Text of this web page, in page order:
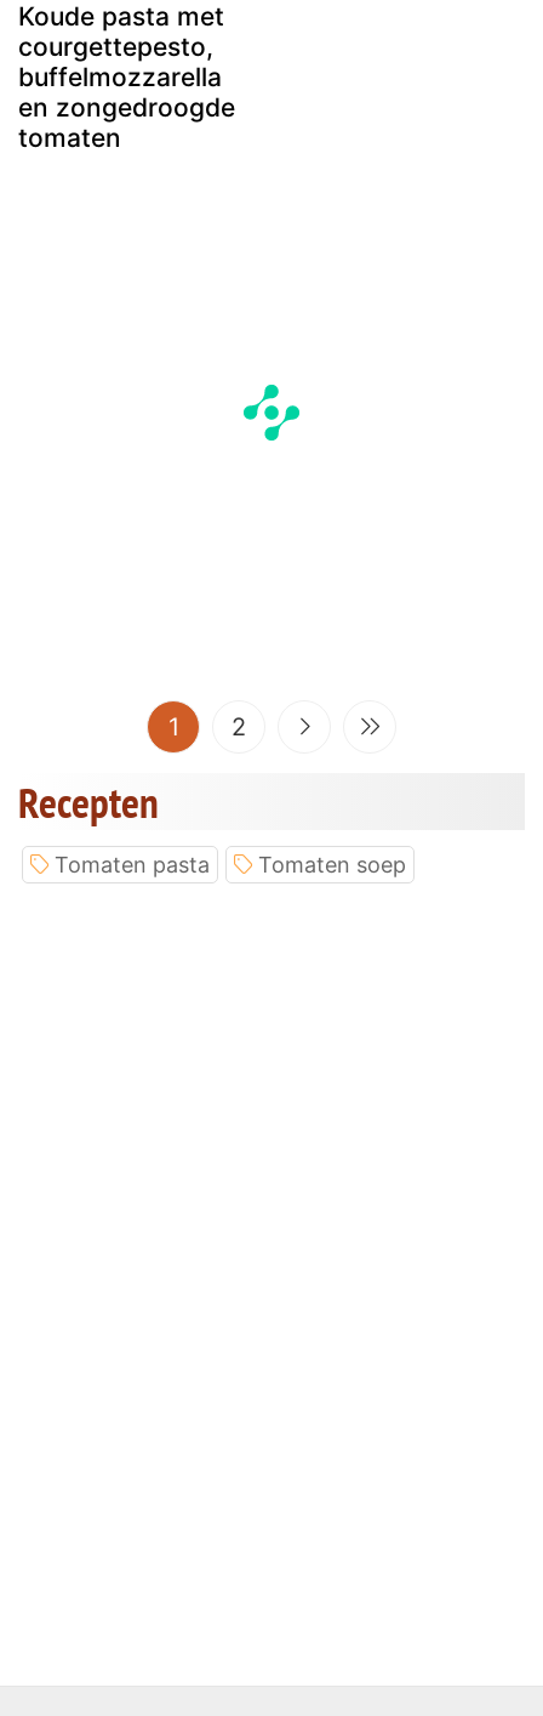
Koude pasta met
courgettepesto,
buffelmozzarella
en zongedroogde
tomaten
1 (current)
2
Recepten
Tomaten pasta Tomaten soep